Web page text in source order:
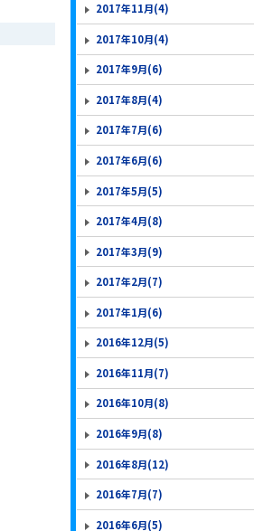
2017年11月(4)
2017年10月(4)
2017年9月(6)
2017年8月(4)
2017年7月(6)
2017年6月(6)
2017年5月(5)
2017年4月(8)
2017年3月(9)
2017年2月(7)
2017年1月(6)
2016年12月(5)
2016年11月(7)
2016年10月(8)
2016年9月(8)
2016年8月(12)
2016年7月(7)
2016年6月(5)